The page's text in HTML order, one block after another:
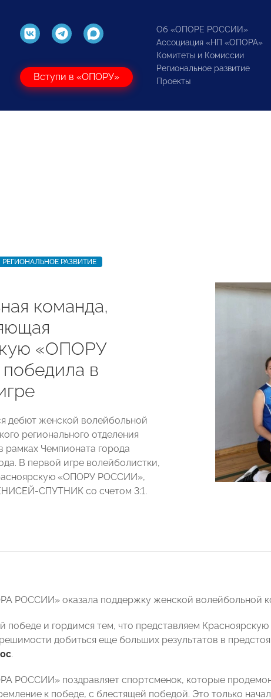
Вступи в «ОПОРУ»
Об «ОПОРЕ РОССИИ»
Ассоциация «НП «ОПОРА»
Комитеты и Комиссии
Региональное развитие
Проекты
РЕГИОНАЛЬНОЕ РАЗВИТИЕ
команда,
«ОПОРУ
в
дебют женской волейбольной
регионального отделения
Чемпионата города
В первой игре волейболистки,
«ОПОРУ РОССИИ»,
СПУТНИК со счетом 3:1.
РОССИИ» оказала поддержку женской волейбольной
победе и гордимся тем, что представляем
добиться еще больших результатов в
.
РОССИИ» поздравляет спортсменок, которые
к победе, с блестящей победой. Это только